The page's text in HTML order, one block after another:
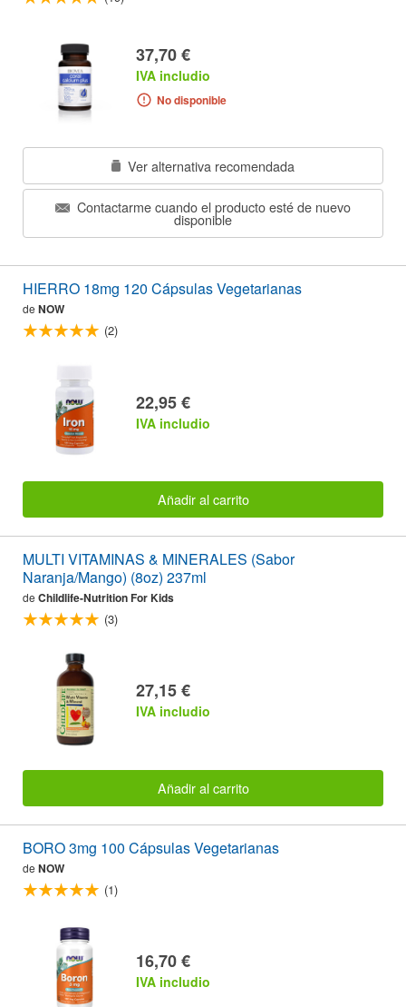
37,70 €
IVA includio
No disponible
Ver alternativa recomendada
Contactarme cuando el producto esté de nuevo
disponible
HIERRO 18mg 120 Cápsulas Vegetarianas
de NOW
(2)
22,95 €
IVA includio
Añadir al carrito
MULTI VITAMINAS & MINERALES (Sabor
Naranja/Mango) (8oz) 237ml
de Childlife-Nutrition For Kids
(3)
27,15 €
IVA includio
Añadir al carrito
BORO 3mg 100 Cápsulas Vegetarianas
de NOW
(1)
16,70 €
IVA includio